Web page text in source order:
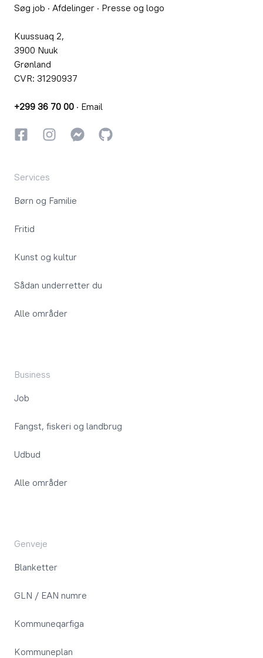
Søg job · Afdelinger · Presse og logo
Kuussuaq 2,
3900 Nuuk
Grønland
CVR: 31290937
+299 36 70 00 · Email
FacebookInstagramInstagram
GitHub
Services
Børn og Familie
Fritid
Kunst og kultur
Sådan underretter du
Alle områder
Business
Job
Fangst, fiskeri og landbrug
Udbud
Alle områder
Genveje
Blanketter
GLN / EAN numre
Kommuneqarfiga
Kommuneplan